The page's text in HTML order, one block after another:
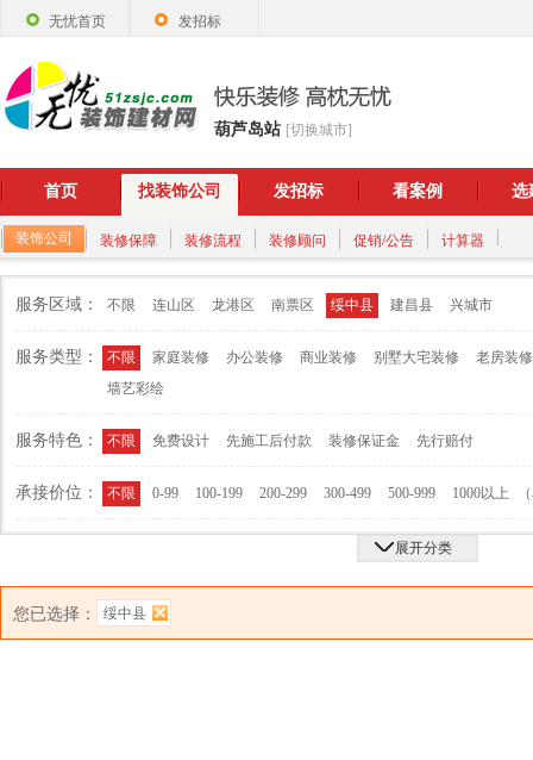
无忧首页 发招标
葫芦岛站 [切换城市]
首页 找装饰公司 发招标 看案例 选
装饰公司 装修保障 装修流程 装修顾问 促销/公告 计算器
服务区域： 不限 连山区 龙港区 南票区 绥中县 建昌县 兴城市
服务类型： 不限 家庭装修 办公装修 商业装修 别墅大宅装修
老房装修
墙艺彩绘
服务特色： 不限 免费设计 先施工后付款 装修保证金 先行赔付
承接价位： 不限 0-99 100-199 200-299 300-499 500-999 1000以上
展开分类
您已选择： 绥中县